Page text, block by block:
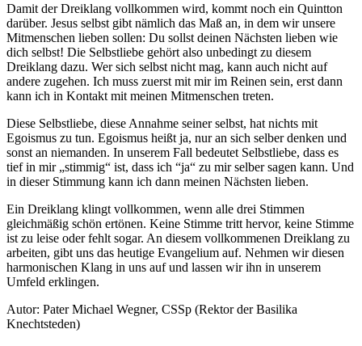
Damit der Dreiklang vollkommen wird, kommt noch ein Quintton
darüber. Jesus selbst gibt nämlich das Maß an, in dem wir unsere
Mitmenschen lieben sollen: Du sollst deinen Nächsten lieben wie
dich selbst! Die Selbstliebe gehört also unbedingt zu diesem
Dreiklang dazu. Wer sich selbst nicht mag, kann auch nicht auf
andere zugehen. Ich muss zuerst mit mir im Reinen sein, erst dann
kann ich in Kontakt mit meinen Mitmenschen treten.
Diese Selbstliebe, diese Annahme seiner selbst, hat nichts mit
Egoismus zu tun. Egoismus heißt ja, nur an sich selber denken und
sonst an niemanden. In unserem Fall bedeutet Selbstliebe, dass es
tief in mir „stimmig“ ist, dass ich “ja“ zu mir selber sagen kann. Und
in dieser Stimmung kann ich dann meinen Nächsten lieben.
Ein Dreiklang klingt vollkommen, wenn alle drei Stimmen
gleichmäßig schön ertönen. Keine Stimme tritt hervor, keine Stimme
ist zu leise oder fehlt sogar. An diesem vollkommenen Dreiklang zu
arbeiten, gibt uns das heutige Evangelium auf. Nehmen wir diesen
harmonischen Klang in uns auf und lassen wir ihn in unserem
Umfeld erklingen.
Autor: Pater Michael Wegner, CSSp (Rektor der Basilika
Knechtsteden)